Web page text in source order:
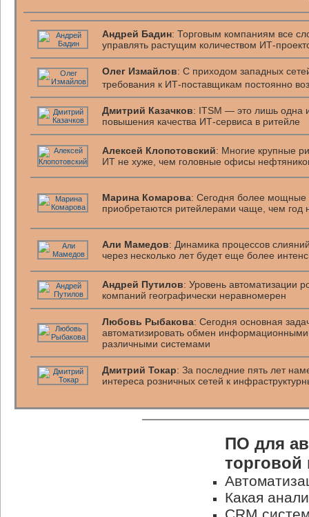
Андрей Бадин: Торговым компаниям все
управлять растущим количеством ИТ-
Олег Измайлов: С приходом западных
требования к ИТ-поставщикам постоянно
Дмитрий Казачков: ITSM — это лишь одна
повышения качества ИТ-сервиса в ритейле
Алексей Клопотовский: Многие крупные
ИТ не хуже, чем головные офисы
Марина Комарова: Сегодня более
приобретаются ритейлерами чаще, чем год
Али Мамедов: Динамика процессов
через несколько лет будет еще более
Андрей Путилов: Уровень автоматизации
компаний географически неравномерен
Любовь Рыбакова: Сегодня основная
автоматизировать обмен
различными системами
Дмитрий Токар: За последние пять лет
интереса розничных сетей к
ПО для
Какая